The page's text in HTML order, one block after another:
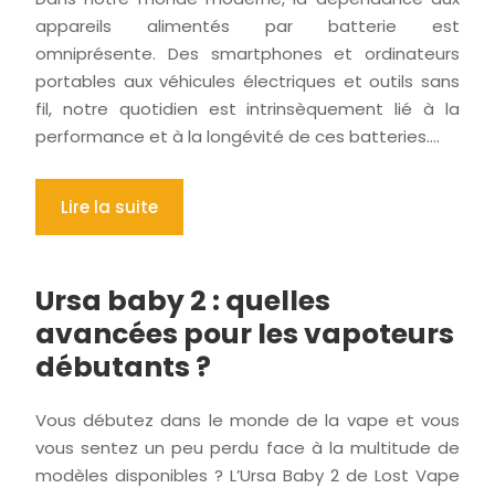
appareils alimentés par batterie est
omniprésente. Des smartphones et ordinateurs
portables aux véhicules électriques et outils sans
fil, notre quotidien est intrinsèquement lié à la
performance et à la longévité de ces batteries….
Lire la suite
Ursa baby 2 : quelles
avancées pour les vapoteurs
débutants ?
Vous débutez dans le monde de la vape et vous
vous sentez un peu perdu face à la multitude de
modèles disponibles ? L’Ursa Baby 2 de Lost Vape